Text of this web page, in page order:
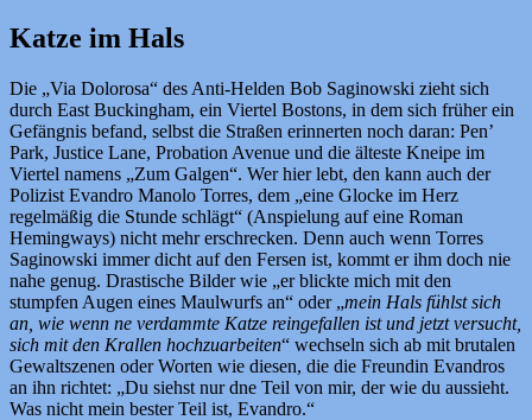
Katze im Hals
Die „Via Dolorosa“ des Anti-Helden Bob Saginowski zieht sich
durch East Buckingham, ein Viertel Bostons, in dem sich früher ein
Gefängnis befand, selbst die Straßen erinnerten noch daran: Pen’
Park, Justice Lane, Probation Avenue und die älteste Kneipe im
Viertel namens „Zum Galgen“. Wer hier lebt, den kann auch der
Polizist Evandro Manolo Torres, dem „eine Glocke im Herz
regelmäßig die Stunde schlägt“ (Anspielung auf eine Roman
Hemingways) nicht mehr erschrecken. Denn auch wenn Torres
Saginowski immer dicht auf den Fersen ist, kommt er ihm doch nie
nahe genug. Drastische Bilder wie „er blickte mich mit den
stumpfen Augen eines Maulwurfs an“ oder „mein Hals fühlst sich
an, wie wenn ne verdammte Katze reingefallen ist und jetzt versucht,
sich mit den Krallen hochzuarbeiten“ wechseln sich ab mit brutalen
Gewaltszenen oder Worten wie diesen, die die Freundin Evandros
an ihn richtet: „Du siehst nur dne Teil von mir, der wie du aussieht.
Was nicht mein bester Teil ist, Evandro.“